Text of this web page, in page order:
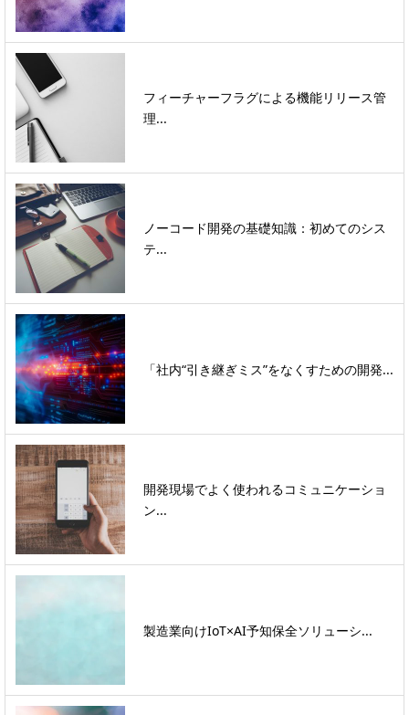
フィーチャーフラグによる機能リリース管
理...
ノーコード開発の基礎知識：初めてのシス
テ...
「社内“引き継ぎミス”をなくすための開発...
開発現場でよく使われるコミュニケーショ
ン...
製造業向けIoT×AI予知保全ソリューシ...